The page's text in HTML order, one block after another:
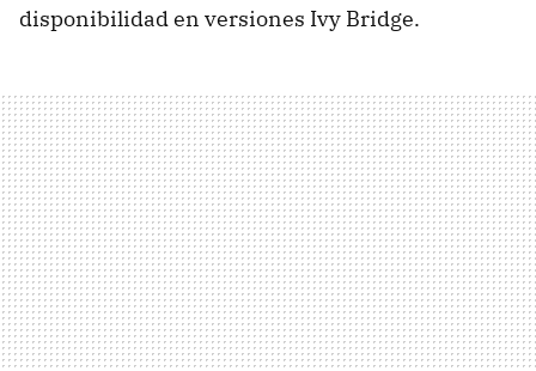
disponibilidad en versiones Ivy Bridge.